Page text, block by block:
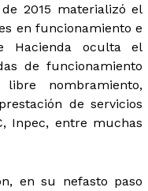
2015 materializó el
en funcionamiento e
Hacienda oculta el
de funcionamiento
nombramiento,
de servicios
Inpec, entre muchas
en su nefasto paso